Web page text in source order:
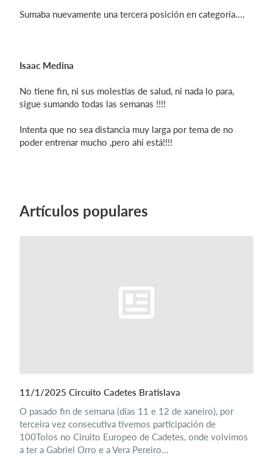
Sumaba nuevamente una tercera posición en categoría....
Isaac Medina
No tiene fin, ni sus molestias de salud, ni nada lo para,
sigue sumando todas las semanas !!!!
Intenta que no sea distancia muy larga por tema de no
poder entrenar mucho ,pero ahí está!!!!
Artículos populares
11/1/2025 Circuito Cadetes Bratislava
O pasado fin de semana (días 11 e 12 de xaneiro), por
terceira vez consecutiva tivemos participación de
100Tolos no Ciruito Europeo de Cadetes, onde volvimos
a ter a Gabriel Orro e a Vera Pereiro...